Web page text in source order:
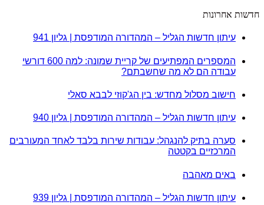
חדשות אחרונות
עיתון חדשות הגליל – המהדורה המודפסת | גליון 941
המספרים המפתיעים של קריית שמונה: למה 600 דורשי
עבודה הם לא מה שחשבתם?
חישוב מסלול מחדש: בין הג'קוזי לבבא סאלי
עיתון חדשות הגליל – המהדורה המודפסת | גליון 940
סערה בתיק להנגהל: עבודות שירות בלבד לאחד המעורבים
המרכזיים בקטטה
באים מאהבה
עיתון חדשות הגליל – המהדורה המודפסת | גליון 939